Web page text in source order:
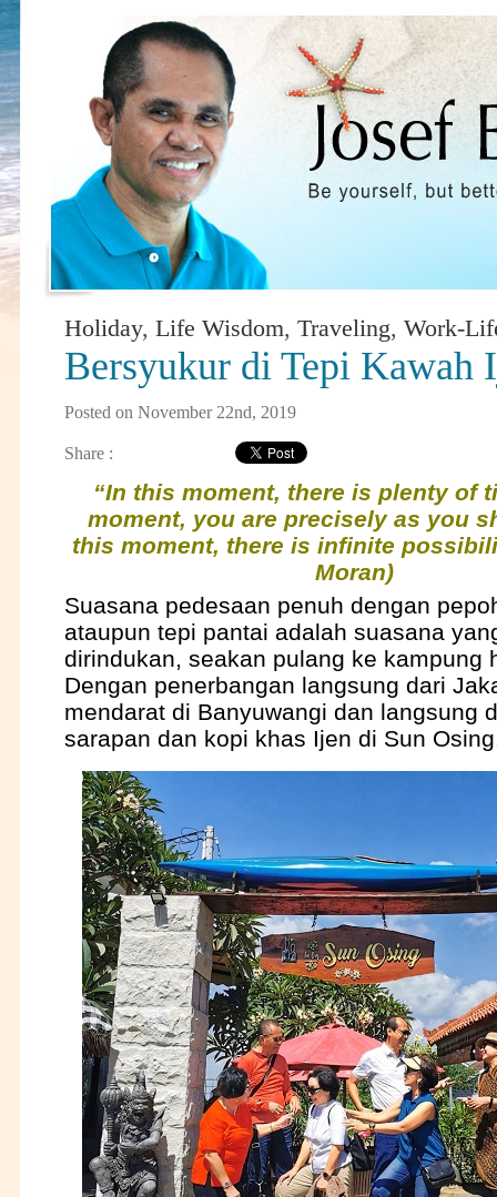
Holiday, Life Wisdom, Traveling, Work-
Bersyukur di Tepi Kawah
Posted on November 22nd, 2019
Share :
“In this moment, there is plenty of
moment, you are precisely as you
this moment, there is infinite
Moran)
Suasana pedesaan penuh dengan
ataupun tepi pantai adalah suasana
dirindukan, seakan pulang ke kampung
Dengan penerbangan langsung dari
mendarat di Banyuwangi dan langsung
sarapan dan kopi khas Ijen di Sun